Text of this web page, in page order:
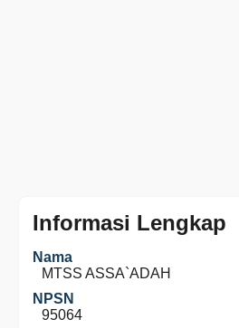
Informasi Lengkap
Nama
MTSS ASSA`ADAH
NPSN
95064